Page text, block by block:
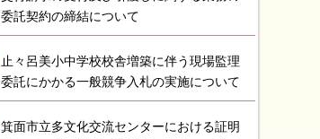
委託契約の締結について
止々呂美小中学校校舎増築に伴う現場監理
委託にかかる一般競争入札の実施について
箕面市立多文化交流センターにおける証明